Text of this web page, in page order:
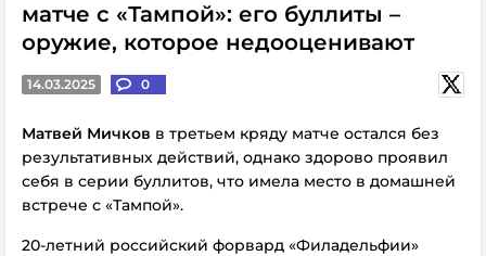
матче с «Тампой»: его буллиты –
оружие, которое недооценивают
14.03.2025 0
Матвей Мичков в третьем кряду матче остался без
результативных действий, однако здорово проявил
себя в серии буллитов, что имела место в домашней
встрече с «Тампой».
20-летний российский форвард «Филадельфии»